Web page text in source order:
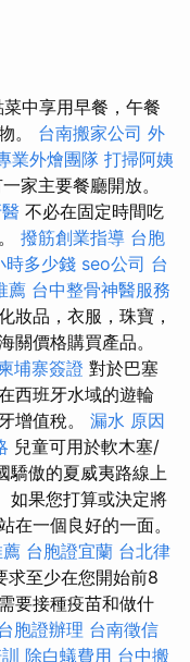
中享用早餐，午餐
。 台南搬家公司 外
業外燴團隊 打掃阿姨
家主要餐廳開放。
不必在固定時間吃
撥筋創業指導 台胞
時多少錢 seo公司 台
薦 台中整骨神醫服務
妝品，衣服，珠寶，
關價格購買產品。
埔寨簽證 對於巴塞
西班牙水域的遊輪
增值稅。 漏水 原因
兒童可用於軟木塞/
驕傲的夏威夷路線上
如果您打算或決定將
在一個良好的一面。
台胞證宜蘭 台北律
求至少在您開始前8
要接種疫苗和做什
胞證辦理 台南徵信
除白蟻費用 台中搬